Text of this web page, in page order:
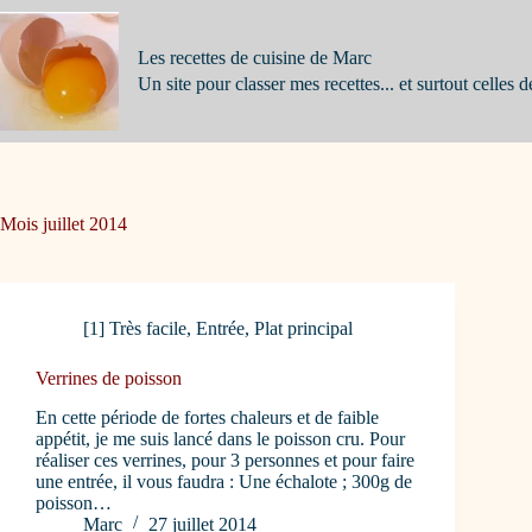
Passer
au
contenu
Les recettes de cuisine de Marc
Un site pour classer mes recettes... et surtout celles
Mois juillet 2014
[1] Très facile, Entrée, Plat principal
Verrines de poisson
En cette période de fortes chaleurs et de faible
appétit, je me suis lancé dans le poisson cru. Pour
réaliser ces verrines, pour 3 personnes et pour faire
une entrée, il vous faudra : Une échalote ; 300g de
poisson…
Marc
27 juillet 2014